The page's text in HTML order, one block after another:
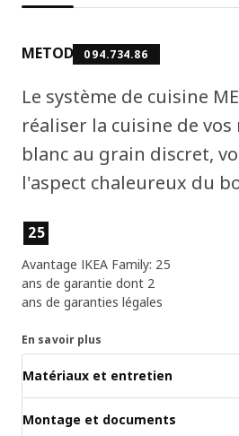
METOD 094.734.86
Le système de cuisine
réaliser la cuisine de vos
blanc au grain discret,
l'aspect chaleureux du
Caractéristiques du produit
25
Avantage IKEA Family: 25
ans de garantie dont 2
ans de garanties légales
En savoir plus
Matériaux et entretien
Montage et documents